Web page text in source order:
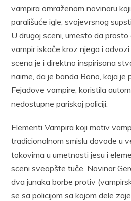
vampira omraženom novinaru
parališuće igle, svojevrsnog
U drugoj sceni, umesto da
vampir iskače kroz njega i
scena je i direktno inspirisana
naime, da je banda Bono, koja je
Fejadove vampire, koristila
nedostupne pariskoj policiji.
Elementi Vampira koji motiv
tradicionalnom smislu dovode u
tokovima u umetnosti jesu i
sceni sveopšte tuče. Novinar
dva junaka borbe protiv
se sa policijom sa kojom dele